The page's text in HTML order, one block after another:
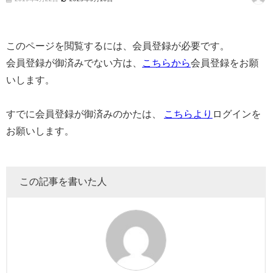
このページを閲覧するには、会員登録が必要です。
会員登録が御済みでない方は、
こちらから会員登録をお願
いします。
すでに会員登録が御済みのかたは、 こちらより ログインを
お願いします。
この記事を書いた人